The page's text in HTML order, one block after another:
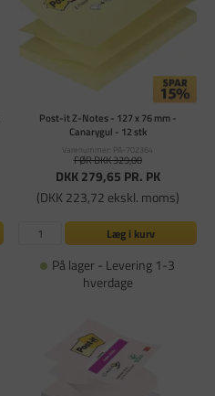
Post-it Z-Notes - 127 x 76 mm -
Canarygul - 12 stk
Varenummer: PA-702364
FØR DKK 329,00
DKK 279,65 PR. PK
(DKK 223,72 ekskl. moms)
Læg i kurv
På lager - Levering 1-3
hverdage